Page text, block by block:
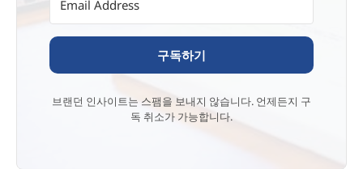
구독하기
브랜던 인사이트는 스팸을 보내지 않습니다. 언제든지 구
독 취소가 가능합니다.